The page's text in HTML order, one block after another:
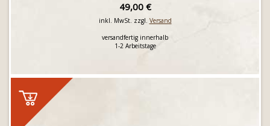
49,00 €
inkl. MwSt. zzgl. Versand
versandfertig innerhalb
1-2 Arbeitstage